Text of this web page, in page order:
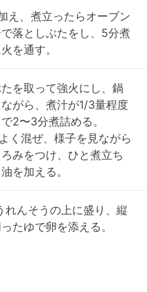
え、煮立ったらオーブン
落としぶたをし、5分煮
を通す。
を取って強火にし、鍋
がら、煮汁が1/3量程度
2〜3分煮詰める。
よく混ぜ、様子を見ながら
みをつけ、ひと煮立ち
を加える。
んそうの上に盛り、縦
たゆで卵を添える。